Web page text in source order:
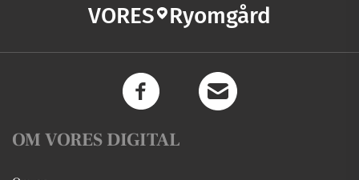
VORES Ryomgård
OM VORES DIGITAL